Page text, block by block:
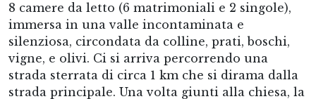
8 camere da letto (6 matrimoniali e 2 singole),
immersa in una valle incontaminata e
silenziosa, circondata da colline, prati, boschi,
vigne, e olivi. Ci si arriva percorrendo una
strada sterrata di circa 1 km che si dirama dalla
strada principale. Una volta giunti alla chiesa, la